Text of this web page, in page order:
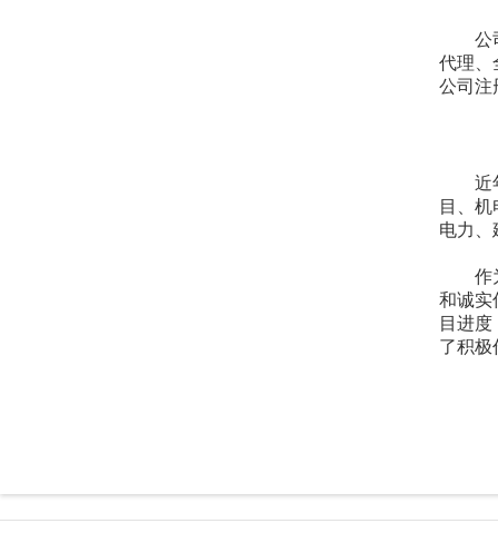
公
代理、
公司注
近
目、
电力、
作
和诚实
目进
了积极